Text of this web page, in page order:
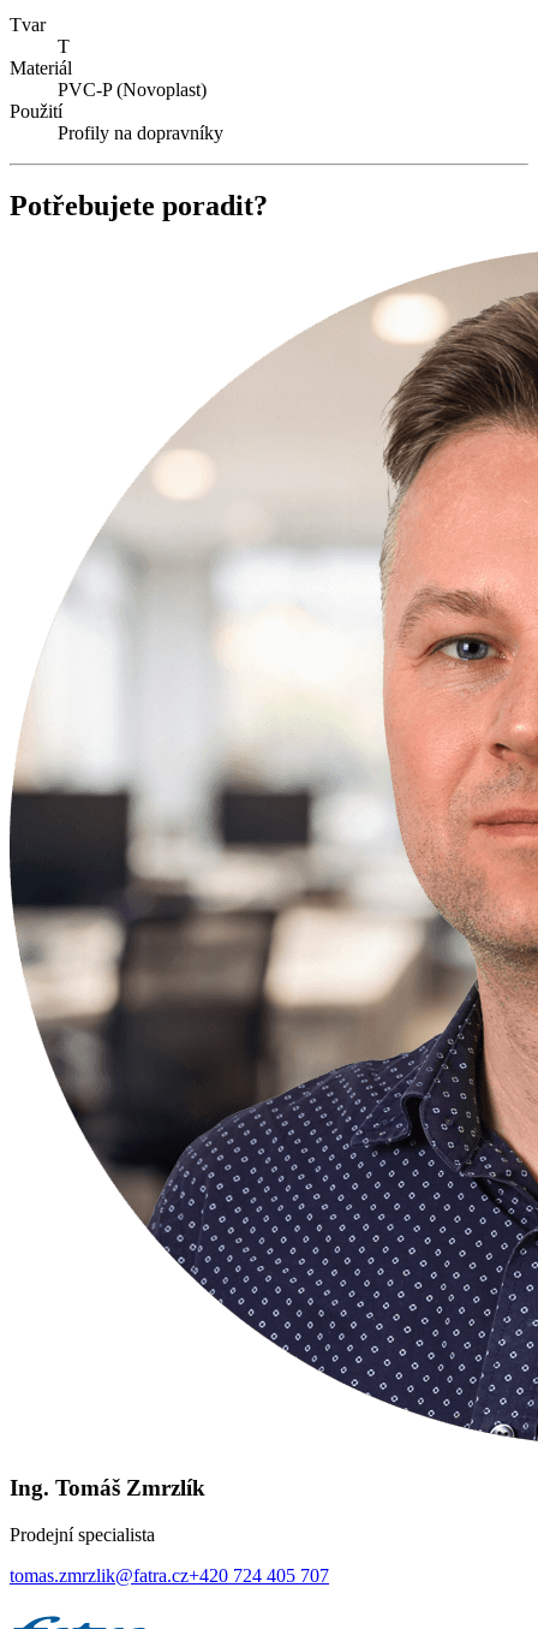
Tvar
T
Materiál
PVC-P (Novoplast)
Použití
Profily na dopravníky
Potřebujete poradit?
Ing. Tomáš Zmrzlík
Prodejní specialista
tomas.zmrzlik@fatra.cz+420 724 405 707